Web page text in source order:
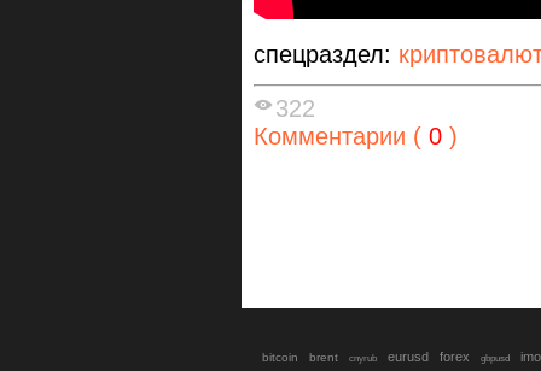
спецраздел:
322
Комментарии ( 0 )
bitcoin brent cnyrub eurusd forex gbpusd